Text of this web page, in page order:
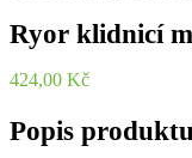
Ryor klidnicí
424,00 Kč
Popis produktu